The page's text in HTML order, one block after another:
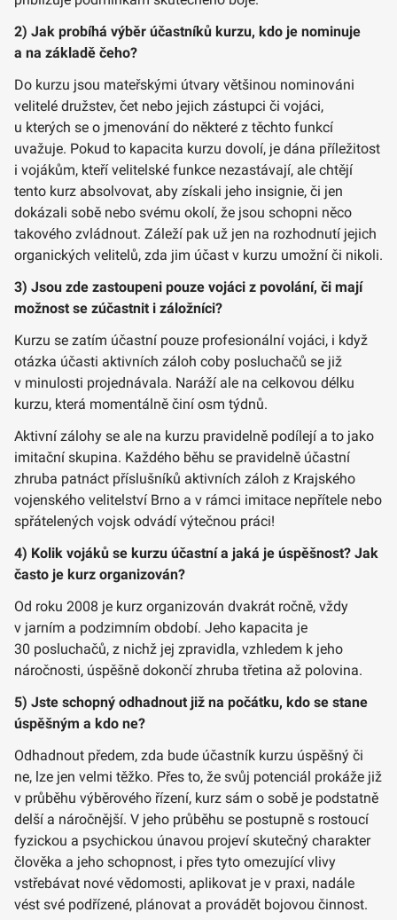
2) Jak probíhá výběr účastníků kurzu, kdo je nominuje
a na základě čeho?
Do kurzu jsou mateřskými útvary většinou nominováni
velitelé družstev, čet nebo jejich zástupci či vojáci,
u kterých se o jmenování do některé z těchto funkcí
uvažuje. Pokud to kapacita kurzu dovolí, je dána příležitost
i vojákům, kteří velitelské funkce nezastávají, ale chtějí
tento kurz absolvovat, aby získali jeho insignie, či jen
dokázali sobě nebo svému okolí, že jsou schopni něco
takového zvládnout. Záleží pak už jen na rozhodnutí jejich
organických velitelů, zda jim účast v kurzu umožní či nikoli.
3) Jsou zde zastoupeni pouze vojáci z povolání, či mají
možnost se zúčastnit i záložníci?
Kurzu se zatím účastní pouze profesionální vojáci, i když
otázka účasti aktivních záloh coby posluchačů se již
v minulosti projednávala. Naráží ale na celkovou délku
kurzu, která momentálně činí osm týdnů.
Aktivní zálohy se ale na kurzu pravidelně podílejí a to jako
imitační skupina. Každého běhu se pravidelně účastní
zhruba patnáct příslušníků aktivních záloh z Krajského
vojenského velitelství Brno a v rámci imitace nepřítele nebo
spřátelených vojsk odvádí výtečnou práci!
4) Kolik vojáků se kurzu účastní a jaká je úspěšnost? Jak
často je kurz organizován?
Od roku 2008 je kurz organizován dvakrát ročně, vždy
v jarním a podzimním období. Jeho kapacita je
30 posluchačů, z nichž jej zpravidla, vzhledem k jeho
náročnosti, úspěšně dokončí zhruba třetina až polovina.
5) Jste schopný odhadnout již na počátku, kdo se stane
úspěšným a kdo ne?
Odhadnout předem, zda bude účastník kurzu úspěšný či
ne, lze jen velmi těžko. Přes to, že svůj potenciál prokáže již
v průběhu výběrového řízení, kurz sám o sobě je podstatně
delší a náročnější. V jeho průběhu se postupně s rostoucí
fyzickou a psychickou únavou projeví skutečný charakter
člověka a jeho schopnost, i přes tyto omezující vlivy
vstřebávat nové vědomosti, aplikovat je v praxi, nadále
vést své podřízené, plánovat a provádět bojovou činnost.